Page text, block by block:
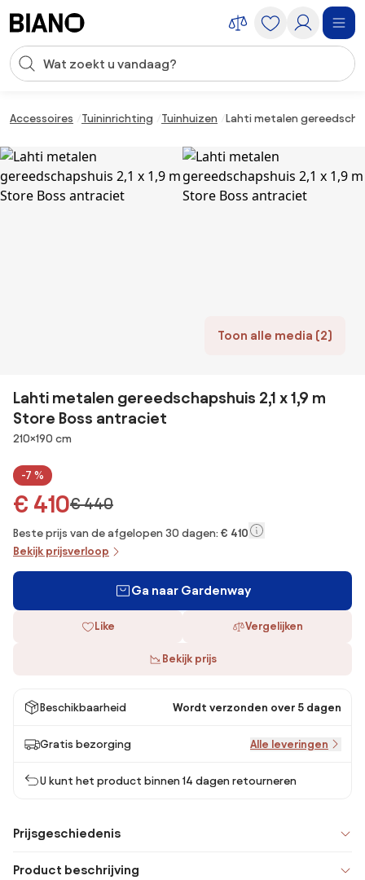
Zoekopdracht invoeren
Accessoires Tuininrichting Tuinhuizen Lahti metalen
Toon alle media (2)
Lahti metalen gereedschapshuis 2,1 x 1,9 m
Store Boss antraciet
Afmetingen
210×190 cm
-7 %
€ 410€ 440
Beste prijs van de afgelopen 30 dagen: € 410
Bekijk prijsverloop
Ga naar Gardenway
Like Vergelijken
Bekijk prijs
Beschikbaarheid Wordt verzonden over 5 dagen
Gratis bezorging Alle leveringen
U kunt het product binnen 14 dagen retourneren
Prijsgeschiedenis
Product beschrijving